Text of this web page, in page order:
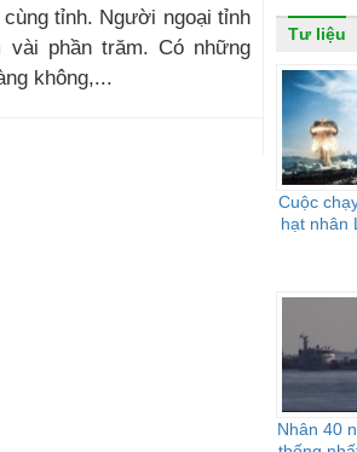
tỉnh. Người ngoại tỉnh
vài phần trăm. Có những
không,...
Tư liệu
Cuộc
hạt nhân
Nhân 40